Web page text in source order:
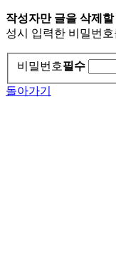
작성자만 글을 삭제
성시 입력한 비밀번
비밀번호필수
돌아가기